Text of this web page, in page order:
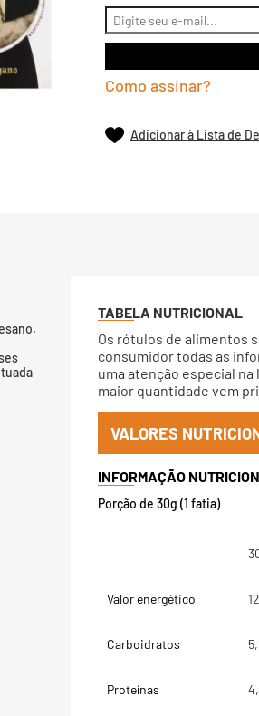
Como assinar?
Adicionar à Lista de
TABELA NUTRICIONAL
Os rótulos de alimentos
consumidor todas as
uma atenção especial
maior quantidade vem
VALORES
Porção de 30g (1 fatia)
Valor energético
Carboidratos
Proteínas